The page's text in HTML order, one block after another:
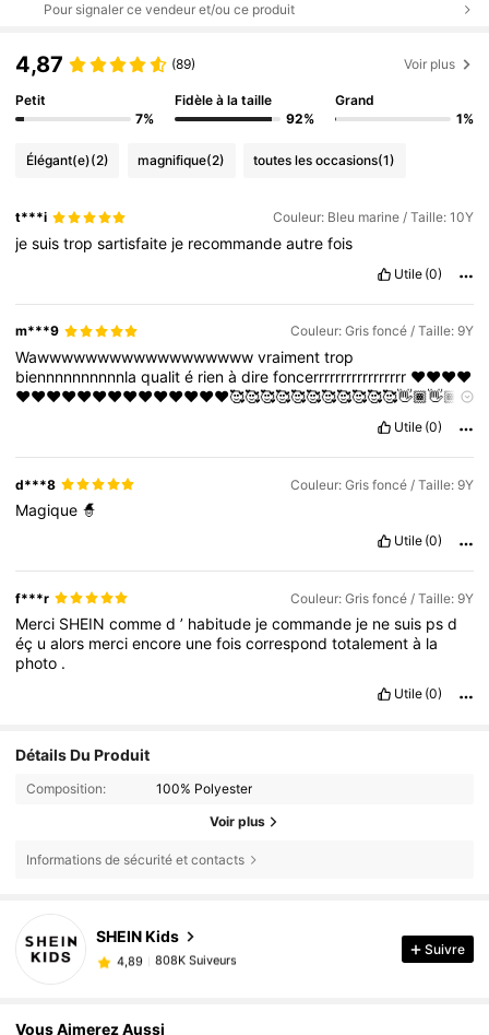
Pour signaler ce vendeur et/ou ce produit
4,87 (89) Voir plus
Petit
7%
Fidèle à la taille
92%
Grand
1%
Élégant(e)(2) magnifique(2) toutes les occasions(1)
t***i Couleur: Bleu marine / Taille: 10Y
jesuistropsartisfaite je recommandeautrefois
Utile (0)
m***9 Couleur: Gris foncé / Taille: 9Y
Wawwwwwwwwwwwwwwwwwwvraimenttrop
biennnnnnnnnnlaqualité rienàdirefoncerrrrrrrrrrrrrrrrr ❤️❤️❤️❤️
❤️❤️❤️❤️❤️❤️❤️❤️❤️❤️❤️❤️❤️❤️🥰🥰🥰🥰🥰🥰🥰🥰🥰🥰🥰👋🏾👋🏾
Utile (0)
d***8 Couleur: Gris foncé / Taille: 9Y
Magique 🧙
Utile (0)
f***r Couleur: Gris foncé / Taille: 9Y
Merci SHEINcommed’ habitude jecommande je nesuis psd
éç ualors merciencore unefoiscorrespondtotalementà la
photo .
Utile (0)
Détails Du Produit
Composition: 100% Polyester
Voir plus
Informations de sécurité et contacts
SHEIN Kids
a***a est en train de naviguer
Suivre
Vous Aimerez Aussi